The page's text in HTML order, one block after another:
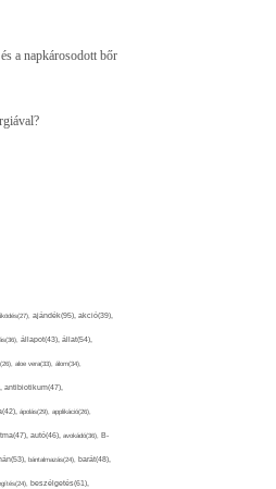
a napkárosodott bőr
ajándék(95), akció(39),
állapot(43), állat(54),
aloe vera(33), álom(34),
antibiotikum(47),
ápolás(29), applikáció(26),
autó(46), avokádó(36), B-
bántalmazás(24), barát(48),
beszélgetés(61),